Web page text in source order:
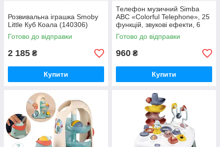
Розвивальна іграшка Smoby
Little Куб Коала (140306)
Готово до відправки
2 185 ₴
Купити
Телефон музичний Simba
ABC «Colorful Telephone», 25
функцій, звукові ефекти, 6
міс.+ (4010016)
Готово до відправки
960 ₴
Купити